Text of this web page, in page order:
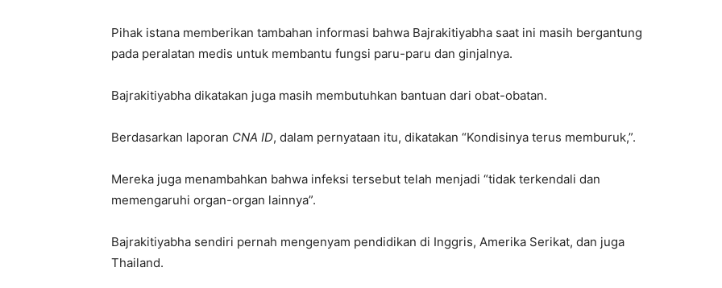
Pihak istana memberikan tambahan informasi bahwa Bajrakitiyabha saat ini masih bergantung
pada peralatan medis untuk membantu fungsi paru-paru dan ginjalnya.
Bajrakitiyabha dikatakan juga masih membutuhkan bantuan dari obat-obatan.
Berdasarkan laporan CNA ID, dalam pernyataan itu, dikatakan “Kondisinya terus memburuk,”.
Mereka juga menambahkan bahwa infeksi tersebut telah menjadi “tidak terkendali dan
memengaruhi organ-organ lainnya”.
Bajrakitiyabha sendiri pernah mengenyam pendidikan di Inggris, Amerika Serikat, dan juga
Thailand.